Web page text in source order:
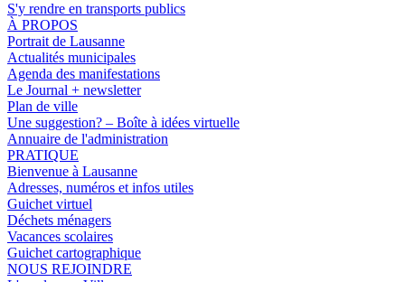
S'y rendre en transports publics
À PROPOS
Portrait de Lausanne
Actualités municipales
Agenda des manifestations
Le Journal + newsletter
Plan de ville
Une suggestion? – Boîte à idées virtuelle
Annuaire de l'administration
PRATIQUE
Bienvenue à Lausanne
Adresses, numéros et infos utiles
Guichet virtuel
Déchets ménagers
Vacances scolaires
Guichet cartographique
NOUS REJOINDRE